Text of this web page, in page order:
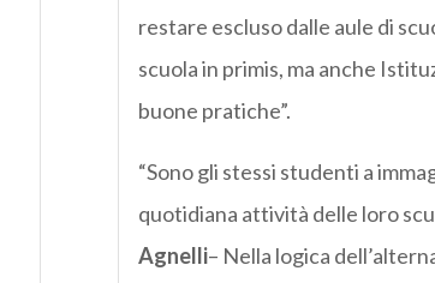
restare escluso dalle aule di
scuola in primis, ma anche
buone pratiche”.
“Sono gli stessi studenti a
quotidiana attività delle loro
Agnelli– Nella logica